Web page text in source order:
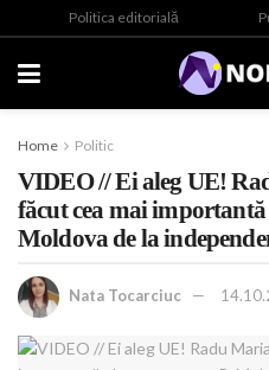
Politica editorială
Home Politic
VIDEO // Ei aleg UE!
făcut cea mai importantă
Moldova de la
Nata Tocarciuc